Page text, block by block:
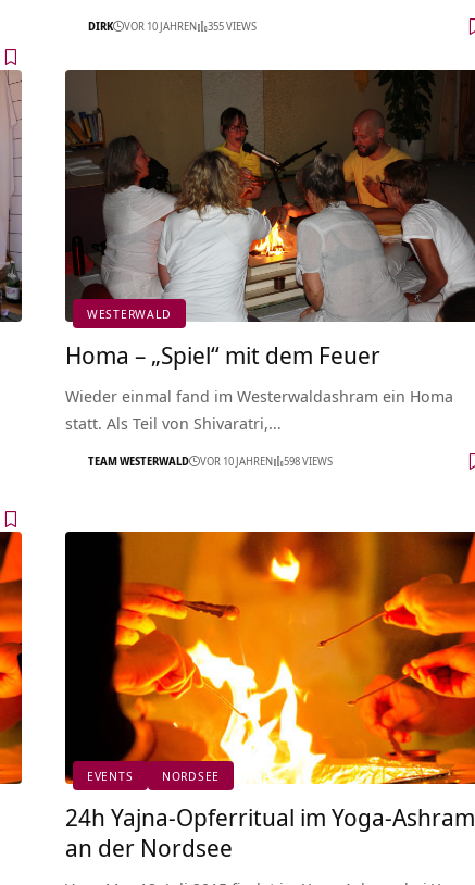
DIRK VOR 10 JAHREN 355 VIEWS
WESTERWALD
Homa – „Spiel“ mit dem Feuer
Wieder einmal fand im Westerwaldashram ein Homa
statt. Als Teil von Shivaratri,…
TEAM WESTERWALD VOR 10 JAHREN 598 VIEWS
EVENTS NORDSEE
24h Yajna-Opferritual im Yoga-Ashram
an der Nordsee